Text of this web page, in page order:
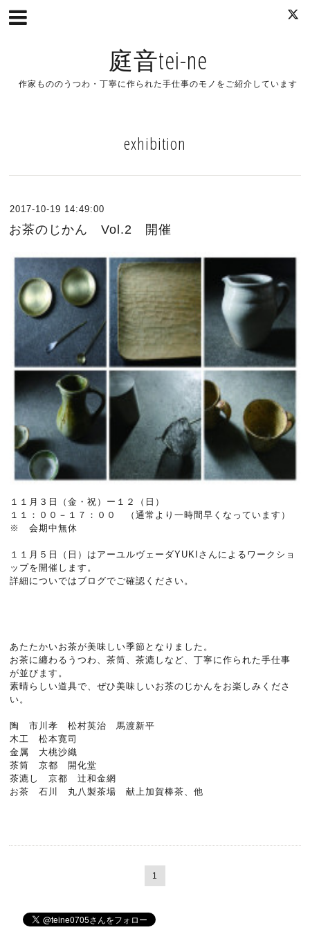
庭音tei-ne
作家もののうつわ・丁寧に作られた手仕事のモノをご紹介しています
exhibition
2017-10-19 14:49:00
お茶のじかん Vol.2 開催
１１月３日（金・祝）ー１２（日）
１１：００－１７：００ （通常より一時間早くなっています）
※ 会期中無休
１１月５日（日）はアーユルヴェーダYUKIさんによるワークショ
ップを開催します。
詳細についではブログでご確認ください。
あたたかいお茶が美味しい季節となりました。
お茶に纏わるうつわ、茶筒、茶漉しなど、丁寧に作られた手仕事
が並びます。
素晴らしい道具で、ぜひ美味しいお茶のじかんをお楽しみくださ
い。
陶 市川孝 松村英治 馬渡新平
木工 松本寛司
金属 大桃沙織
茶筒 京都 開化堂
茶漉し 京都 辻和金網
お茶 石川 丸八製茶場 献上加賀棒茶、他
1